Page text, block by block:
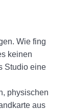
Wie fing
keinen
Studio eine
physischen
aus